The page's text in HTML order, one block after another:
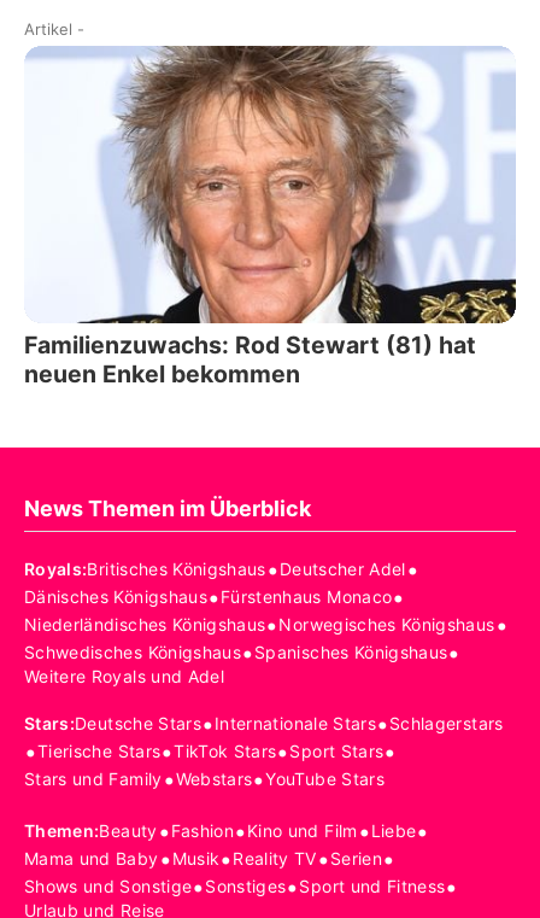
Artikel -
Familienzuwachs: Rod Stewart (81) hat
neuen Enkel bekommen
News Themen im Überblick
Royals:Britisches Königshaus•Deutscher Adel•
Dänisches Königshaus•Fürstenhaus Monaco•
Niederländisches Königshaus•Norwegisches Königshaus•
Schwedisches Königshaus•Spanisches Königshaus•
Weitere Royals und Adel
Stars:Deutsche Stars•Internationale Stars•Schlagerstars
•Tierische Stars•TikTok Stars•Sport Stars•
Stars und Family•Webstars•YouTube Stars
Themen:Beauty•Fashion•Kino und Film •Liebe•
Mama und Baby•Musik•Reality TV•Serien•
Shows und Sonstige•Sonstiges•Sport und Fitness•
Urlaub und Reise